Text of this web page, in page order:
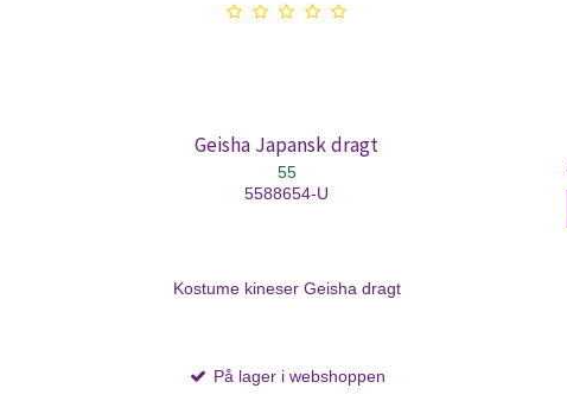
Geisha Japansk dragt
55
5588654-U
Kostume kineser Geisha dragt
På lager i webshoppen